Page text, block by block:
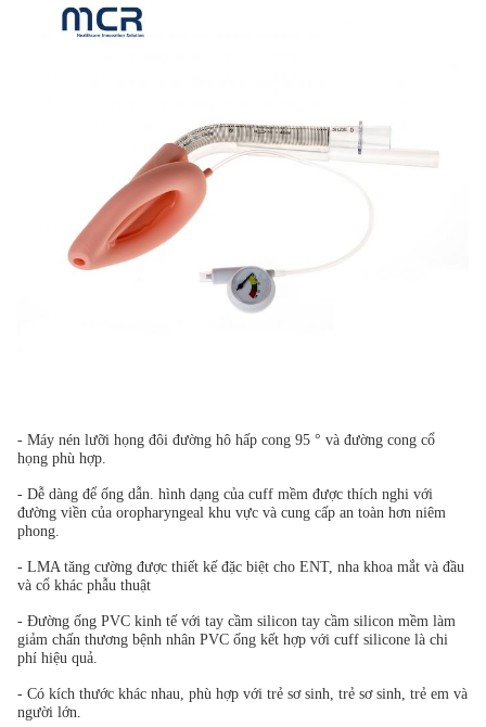
- Máy nén lưỡi họng đôi đường hô hấp cong 95 ° và đường cong cổ
họng phù hợp.
- Dễ dàng để ống dẫn. hình dạng của cuff mềm được thích nghi với
đường viền của oropharyngeal khu vực và cung cấp an toàn hơn niêm
phong.
- LMA tăng cường được thiết kế đặc biệt cho ENT, nha khoa mắt và đầu
và cổ khác phẫu thuật
- Đường ống PVC kinh tế với tay cầm silicon tay cầm silicon mềm làm
giảm chấn thương bệnh nhân PVC ống kết hợp với cuff silicone là chi
phí hiệu quả.
- Có kích thước khác nhau, phù hợp với trẻ sơ sinh, trẻ sơ sinh, trẻ em và
người lớn.